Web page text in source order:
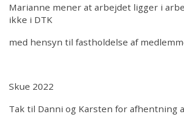
Marianne mener at arbejdet ligger i
ikke i DTK
med hensyn til fastholdelse af
Skue 2022
Tak til Danni og Karsten for afhentning